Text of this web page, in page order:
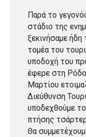
Παρά το
στάδιο της
ξεκινήσαμε
τομέα του
υποδοχή του
έφερε στη
Μαρτίου
Διεύθυνση
υποδεχθούμε
πτήσης
Θα